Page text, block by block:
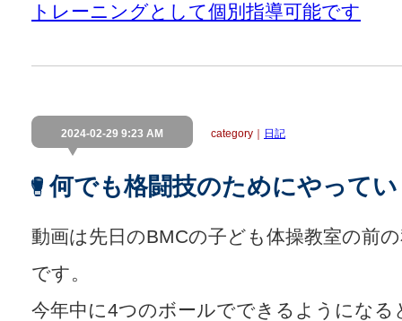
トレーニングとして個別指導可能です
2024-02-29 9:23 AM category｜ 日記
何でも格闘技のためにやって
動画は先日のBMCの子ども体操教室の前
です。
今年中に4つのボールでできるようになる